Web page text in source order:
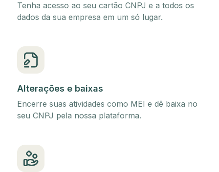
Tenha acesso ao seu cartão CNPJ e a todos os
dados da sua empresa em um só lugar.
Alterações e baixas
Encerre suas atividades como MEI e dê baixa no
seu CNPJ pela nossa plataforma.